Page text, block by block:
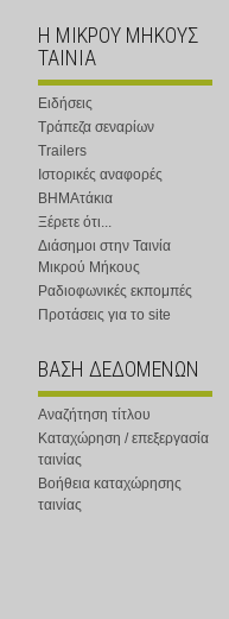
Η ΜΙΚΡΟΥ ΜΗΚΟΥΣ
ΤΑΙΝΙΑ
Ειδήσεις
Τράπεζα σεναρίων
Trailers
Ιστορικές αναφορές
ΒΗΜΑτάκια
Ξέρετε ότι...
Διάσημοι στην Ταινία
Μικρού Μήκους
Ραδιοφωνικές εκπομπές
Προτάσεις για το site
ΒΑΣΗ ΔΕΔΟΜΕΝΩΝ
Αναζήτηση τίτλου
Καταχώρηση / επεξεργασία
ταινίας
Βοήθεια καταχώρησης
ταινίας